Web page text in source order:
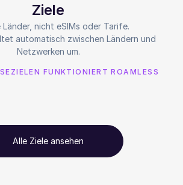
Ziele
Länder, nicht eSIMs oder Tarife.
automatisch zwischen Ländern und
Netzwerken um.
FUNKTIONIERT ROAMLESS
Alle Ziele ansehen